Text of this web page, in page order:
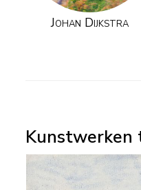
Johan Dijkstra
Kunstwerken